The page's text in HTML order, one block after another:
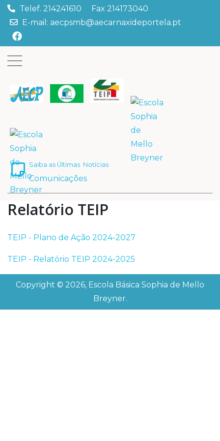
Telef. 214241610 Fax 214173040
E-mail: aecpsmb@aecarnaxideportela.pt
Saiba as Últimas
Comunicações
Notícias
Relatório TEIP
TEIP - Plano de Ação 2024-2027
TEIP - Relatório TEIP 2024-2025
Copyright © 2026, Escola Básica Sophia de Mello
Breyner.